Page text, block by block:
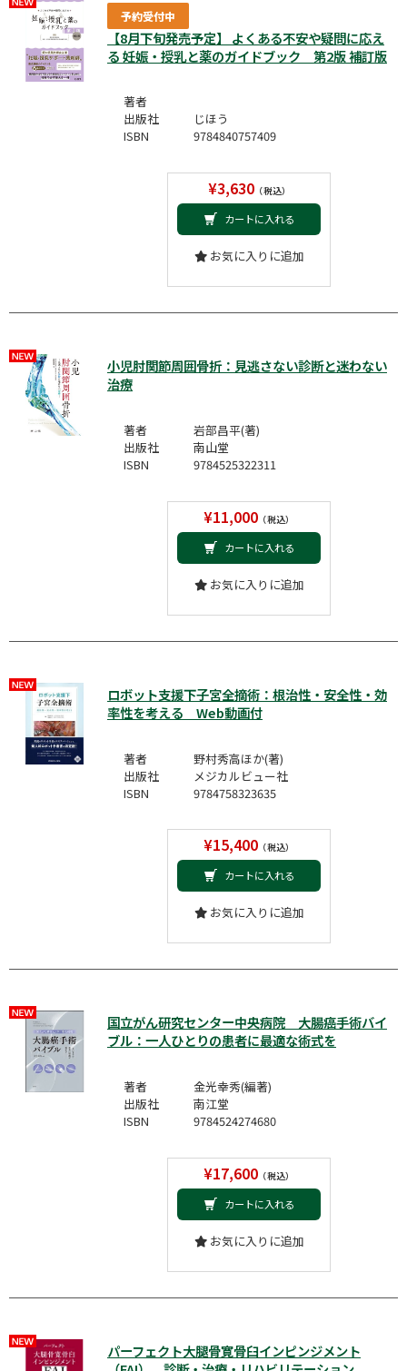
予約受付中
【8月下旬発売予定】 よくある不安や疑問に応え
る 妊娠・授乳と薬のガイドブック 第2版 補訂版
著者
出版社
じほう
ISBN
9784840757409
¥3,630（税込）
カートに入れる
お気に入りに追加
小児肘関節周囲骨折：見逃さない診断と迷わない
治療
著者
岩部昌平(著)
出版社
南山堂
ISBN
9784525322311
¥11,000 （税込）
カートに入れる
お気に入りに追加
ロボット支援下子宮全摘術：根治性・安全性・効
率性を考える Web動画付
著者
野村秀高ほか(著)
出版社
メジカルビュー社
ISBN
9784758323635
¥15,400 （税込）
カートに入れる
お気に入りに追加
国立がん研究センター中央病院 大腸癌手術バイ
ブル：一人ひとりの患者に最適な術式を
著者
金光幸秀(編著)
出版社
南江堂
ISBN
9784524274680
¥17,600 （税込）
カートに入れる
お気に入りに追加
パーフェクト大腿骨寛骨臼インピンジメント